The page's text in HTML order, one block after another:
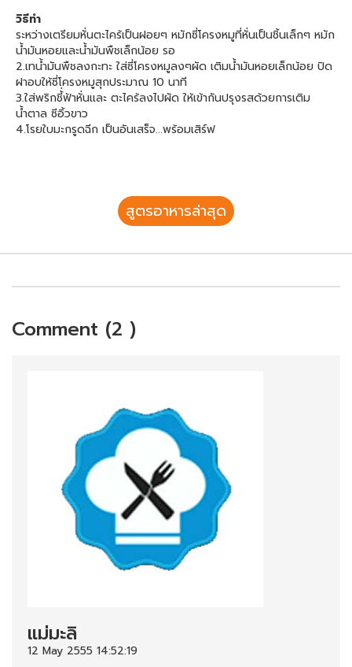
วิธีทำ
ระหว่างเตรียมหั่นตะไคร้เป็นฝอยๆ หมักซี่โครงหมูที่หั่นเป็นชิ้นเล็กๆ หมัก
น้ำมันหอยและน้ำมันพืชเล็กน้อย รอ
2.เทน้ำมันพืชลงกะทะ ใส่ซี่โครงหมูลงๆผัด เติมน้ำมันหอยเล็กน้อย ปิด
ฝาอบให้ซี่โครงหมูสุกประมาณ 10 นาที
3.ใส่พริกชี้่ฟ้าหั่นและ ตะไคร้ลงไปผัด ให้เข้ากันปรุงรสด้วยการเติม
น้ำตาล ซีอิ้วขาว
4.โรยใบมะกรูดฉีก เป็นอันเสร็จ...พร้อมเสิร์ฟ
สูตรอาหารล่าสุด
Comment (2 )
แม่มะลิ
12 May 2555 14:52:19